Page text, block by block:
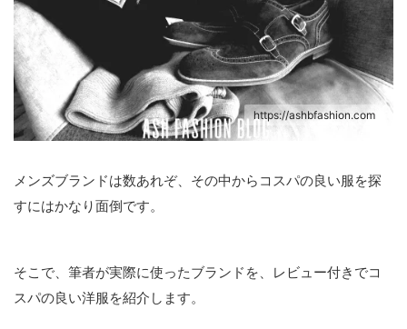
https://ashbfashion.com
メンズブランドは数あれぞ、その中からコスパの良い服を探
すにはかなり面倒です。
そこで、筆者が実際に使ったブランドを、レビュー付きでコ
スパの良い洋服を紹介します。